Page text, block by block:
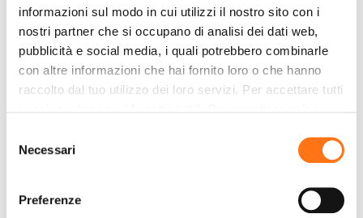
informazioni sul modo in cui utilizzi il nostro sito con i
nostri partner che si occupano di analisi dei dati web,
pubblicità e social media, i quali potrebbero combinarle
con altre informazioni che hai fornito loro o che hanno
raccolto dal tuo utilizzo dei loro servizi. Per accettare tutti
impostare, in modo granulare, le tue preferenze,
consenso e clicca su “Accetta selezionati”. Cliccando sul
tasto “Rifiuta” chiudi il pannello per continuare senza
delNecessari
Preferenze
Servicios antivirus
Firewall
Antispam
Monitoreo